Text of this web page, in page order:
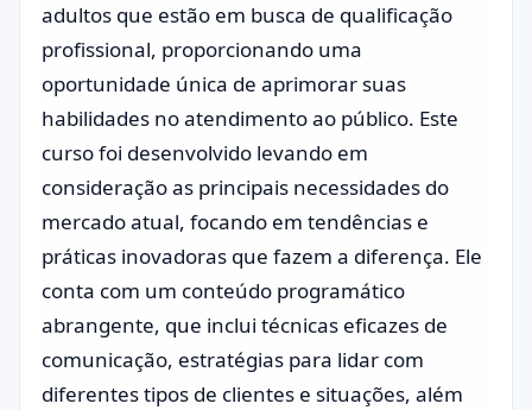
adultos que estão em busca de qualificação
profissional, proporcionando uma
oportunidade única de aprimorar suas
habilidades no atendimento ao público. Este
curso foi desenvolvido levando em
consideração as principais necessidades do
mercado atual, focando em tendências e
práticas inovadoras que fazem a diferença. Ele
conta com um conteúdo programático
abrangente, que inclui técnicas eficazes de
comunicação, estratégias para lidar com
diferentes tipos de clientes e situações, além